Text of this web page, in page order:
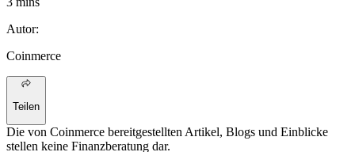
Autor:
Coinmerce
Teilen
Die von Coinmerce bereitgestellten Artikel, Blogs und Einblicke
stellen keine Finanzberatung dar.